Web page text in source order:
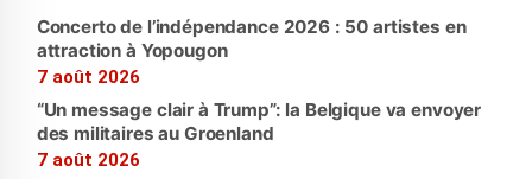
Concerto de l’indépendance 2026 : 50 artistes en
attraction à Yopougon
7 août 2026
“Un message clair à Trump”: la Belgique va envoyer
des militaires au Groenland
7 août 2026